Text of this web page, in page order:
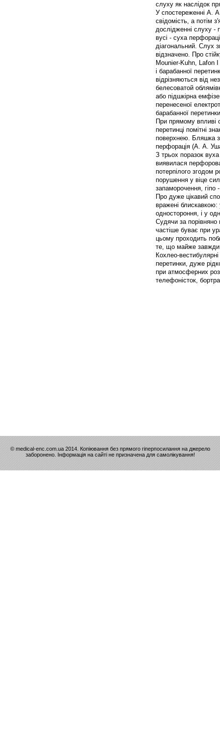
слуху як наслідок
У спостереженні А.
свідомість, а потім
дослідженні слуху -
вусі - суха
діагональний. Слух
відзначено. Про
Mounier-Kuhn, Lafon
і барабанної
відрізняються від
белесоватой
або підшкірна
перенесеної
барабанної
При прямому впливі
перетинці помітні
поверхнею. Бляшка
перфорація (А. А.
З трьох поразок
виявилася
потерпілого згодом
порушення у віце
запаморочення, гіпо
Про дуже цікавий
вражені
одностороння, і у
Судячи за порівняно
частіше буває при
цьому проходить
те, що майже завжди
Кохлео-
перетинки, дуже
при атмосферних
телефоністок,
© medical-enc.com.ua 2014. Копіювання без прямого гіперпосилання на джерело
заборонено. Інформація на сайті не призначена для самолікування!